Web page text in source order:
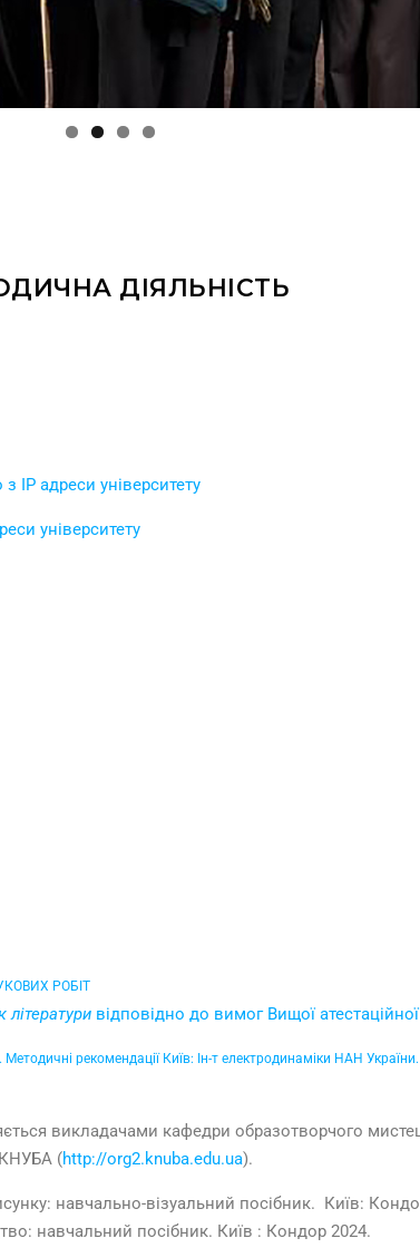
ДІЯЛЬНІСТЬ
IP адреси університету
університету
РОБІТ
літератури відповідно до вимог Вищої
рекомендації Київ: Ін-т електродинаміки НАН
викладачами кафедри образотворчого
КНУБА (http://org2.knuba.edu.ua).
навчально-візуальний посібник. Київ:
навчальний посібник. Київ : Кондор 2024.